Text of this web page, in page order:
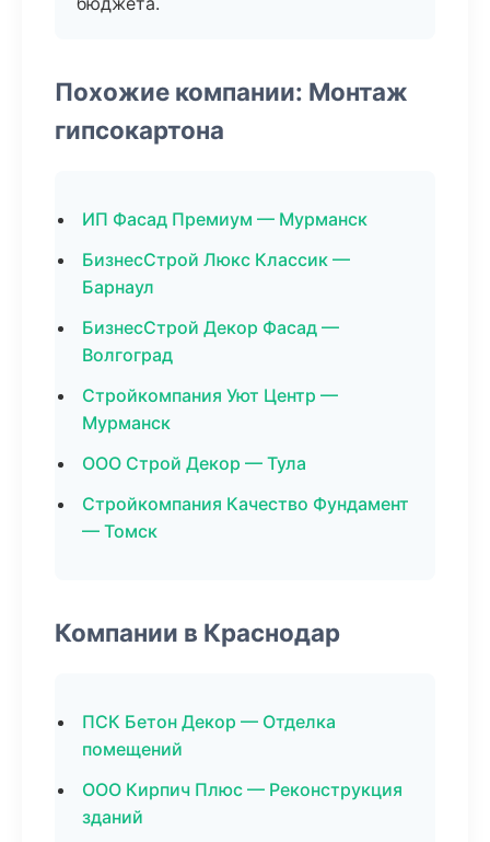
Похожие компании: Монтаж
гипсокартона
ИП Фасад Премиум — Мурманск
БизнесСтрой Люкс Классик —
Барнаул
БизнесСтрой Декор Фасад —
Волгоград
Стройкомпания Уют Центр —
Мурманск
ООО Строй Декор — Тула
Стройкомпания Качество Фундамент
— Томск
Компании в Краснодар
ПСК Бетон Декор — Отделка
помещений
ООО Кирпич Плюс — Реконструкция
зданий